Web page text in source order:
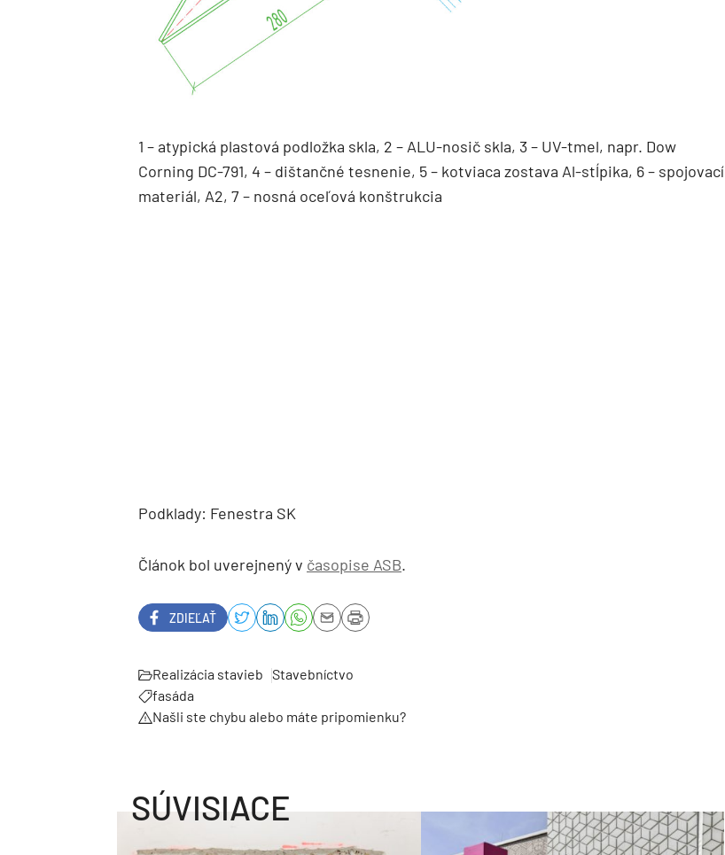
1 – atypická plastová podložka skla, 2 – ALU-nosič skla, 3 – UV-tmel, napr. Dow
Corning DC-791, 4 – dištančné tesnenie, 5 – kotviaca zostava Al-stĺpika, 6 – spojovací
materiál, A2, 7 – nosná oceľová konštrukcia
Podklady: Fenestra SK
Článok bol uverejnený v časopise ASB.
ZDIEĽAŤ
Realizácia stavieb Stavebníctvo
fasáda
Našli ste chybu alebo máte pripomienku?
SÚVISIACE